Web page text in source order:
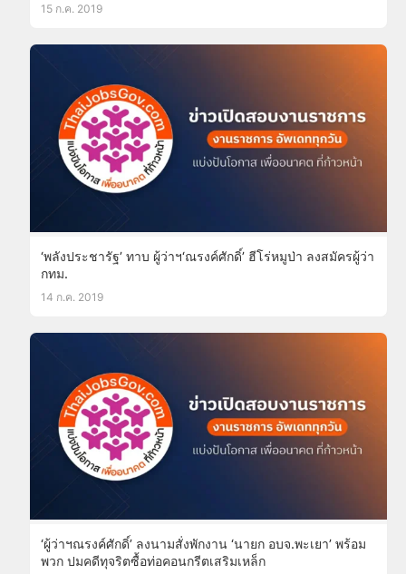
15 ก.ค. 2019
‘พลังประชารัฐ’ ทาบ ผู้ว่าฯ‘ณรงค์ศักดิ์’ ฮีโร่หมูป่า ลงสมัครผู้ว่า
กทม.
14 ก.ค. 2019
‘ผู้ว่าฯณรงค์ศักดิ์’ ลงนามสั่งพักงาน ‘นายก อบจ.พะเยา’ พร้อม
พวก ปมคดีทุจริตซื้อท่อคอนกรีตเสริมเหล็ก